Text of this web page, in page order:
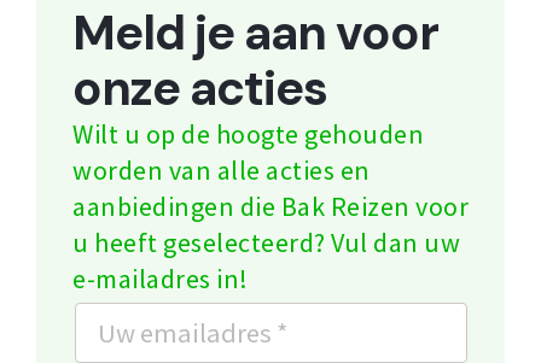
Meld je aan voor
onze acties
Wilt u op de hoogte gehouden
worden van alle acties en
aanbiedingen die Bak Reizen voor
u heeft geselecteerd? Vul dan uw
e-mailadres in!